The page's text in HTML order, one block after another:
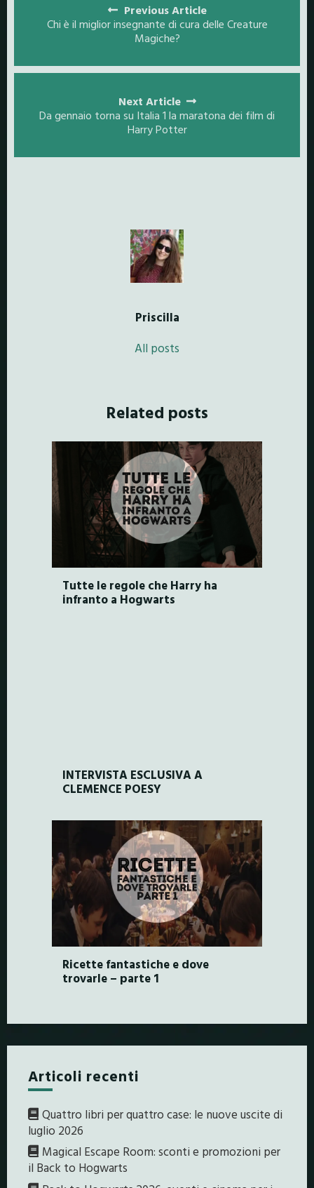
navigation
Previous Article
Chi è il miglior insegnante di cura delle Creature
Magiche?
Next Article
Da gennaio torna su Italia 1 la maratona dei film di
Harry Potter
Priscilla
All posts
Related posts
Tutte le regole che Harry ha
infranto a Hogwarts
INTERVISTA ESCLUSIVA A
CLEMENCE POESY
Ricette fantastiche e dove
trovarle – parte 1
Articoli recenti
Quattro libri per quattro case: le nuove uscite di
luglio 2026
Magical Escape Room: sconti e promozioni per
il Back to Hogwarts